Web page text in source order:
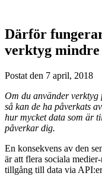
Därför
verktyg
Postat den 7 april, 2018
Om du använder
så kan de ha påverkats
hur mycket data som är
påverkar dig.
En konsekvens av den
är att flera sociala
tillgång till data via